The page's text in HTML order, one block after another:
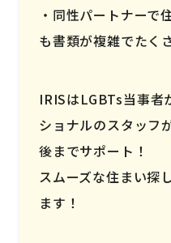
同性パートナーで
も書類が複雑でたく
IRISはLGBTs当事者
ショナルのスタッフ
後までサポート！
スムーズな住まい探
ます！